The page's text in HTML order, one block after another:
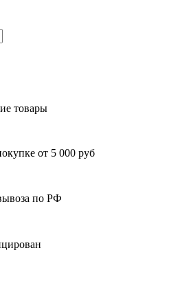
товары
от 5 000 руб
по РФ